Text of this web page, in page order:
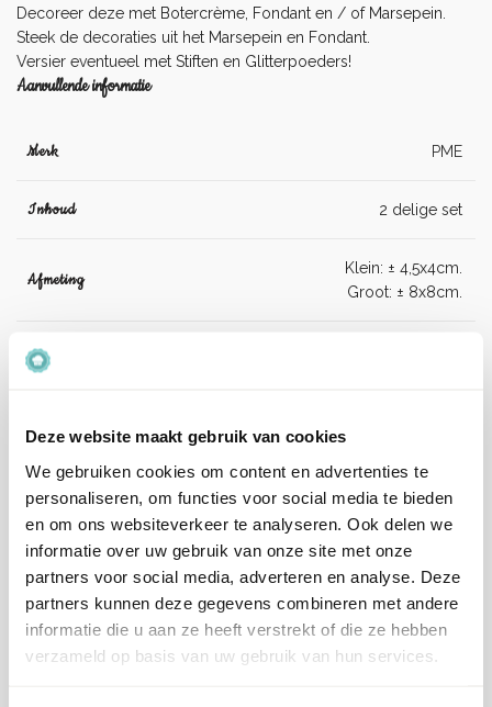
Deze website maakt gebruik van cookies
We gebruiken cookies om content en advertenties te
personaliseren, om functies voor social media te bieden
en om ons websiteverkeer te analyseren. Ook delen we
informatie over uw gebruik van onze site met onze
partners voor social media, adverteren en analyse. Deze
partners kunnen deze gegevens combineren met andere
informatie die u aan ze heeft verstrekt of die ze hebben
verzameld op basis van uw gebruik van hun services.
Decoreer deze met Botercrème Fondant en / of Marsepein
Steek de decoraties uit het Marsepein en Fondant
Versier eventueel met Stiften en Glitterpoeders!
Aanvullende informatie
Merk PME
Inhoud 2 delige set
Afmeting
Klein: ± 4,5x4cm.
Groot: ± 8x8cm.
Artikelnummer
Beoordelingen
Er zijn nog geen beoordelingen.
Enkel ingelogde klanten die dit product gekocht hebben,
kunnen een beoordeling schrijven.